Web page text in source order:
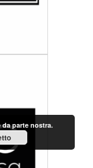
parte nostra.